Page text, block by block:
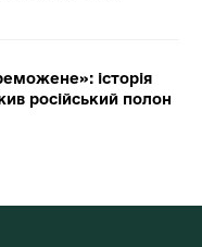
історія
російський полон